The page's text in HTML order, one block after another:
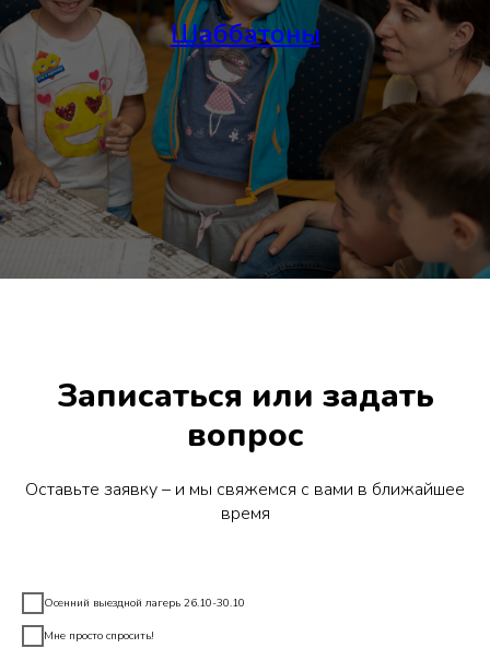
Шаббатоны
Записаться или задать
вопрос
Оставьте заявку – и мы свяжемся с вами в ближайшее
время
Осенний выездной лагерь 26.10-30.10
Мне просто спросить!